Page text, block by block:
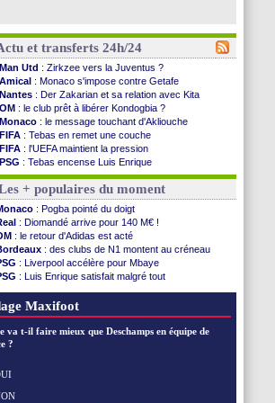
et transferts 24h/24
Man Utd : Zirkzee vers la Juventus ?
Amical : Monaco s'impose contre Getafe
Nantes : Der Zakarian et sa relation avec Kita
OM : le club prêt à libérer Kondogbia ?
Monaco : le message touchant d'Akliouche
FIFA : Tebas en remet une couche
FIFA : l'UEFA maintient la pression
PSG : Tebas encense Luis Enrique
Real: Vinicius jusqu'en 2032 (officiel)
Lyon: Mangala va rejoindre Getafe
OM: une offre refusée pour Aguerd
Real: c'est confirmé pour Vinicius
Troyes: Junior Diaz jusqu'en 2030 (officiel)
PSG: Akliouche a signé (officiel)
OM: une offre pour Bulka
PSG : contrat signé pour Akliouche
Ouganda: Owori battu à mort à Kampala
Chelsea: Palace a fait son offre pour Disasi
PSG: l'étonnante rumeur Gusto
Bologne
OM
+ populaires du moment
: Pogba pointé du doigt
: Diomandé arrive pour 140 M€ !
: le retour d'Adidas est acté
: des clubs de N1 montent au créneau
: Liverpool accélère pour Mbaye
: Luis Enrique satisfait malgré tout
: une nouvelle offre pour Vinicius
Maxifoot
va t-il faire mieux que Deschamps en équipe de
?